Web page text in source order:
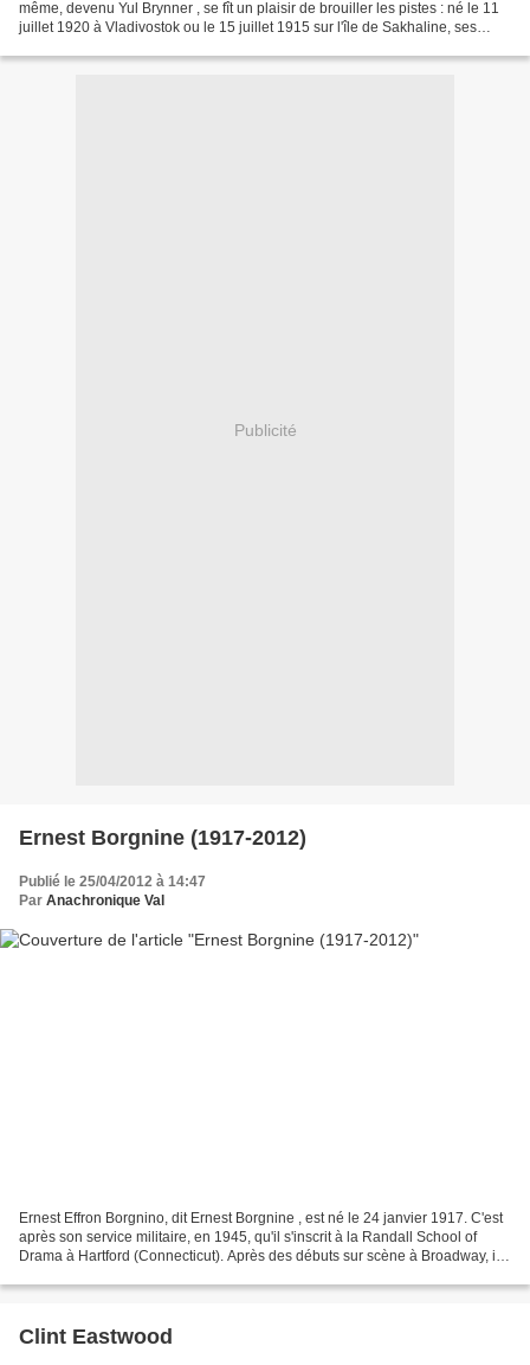
même, devenu Yul Brynner , se fît un plaisir de brouiller les pistes : né le 11
juillet 1920 à Vladivostok ou le 15 juillet 1915 sur l'île de Sakhaline, ses
Publicité
Ernest Borgnine (1917-2012)
Publié le 25/04/2012 à 14:47
Par Anachronique Val
Ernest Effron Borgnino, dit Ernest Borgnine , est né le 24 janvier 1917. C'est
après son service militaire, en 1945, qu'il s'inscrit à la Randall School of
Drama à Hartford (Connecticut). Après des débuts sur scène à Broadway, il
Clint Eastwood